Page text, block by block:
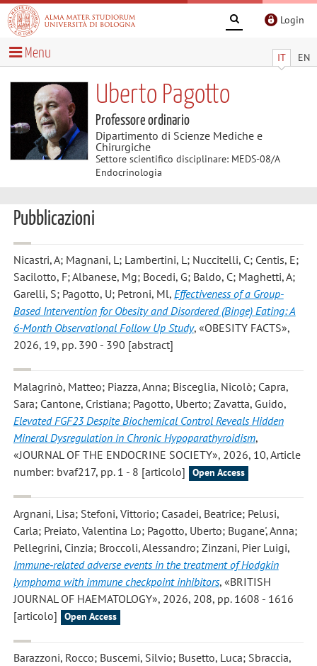
Login
IT EN
Menu
Uberto Pagotto
Professore ordinario
Dipartimento di Scienze Mediche e
Chirurgiche
Settore scientifico disciplinare: MEDS-08/A
Endocrinologia
Pubblicazioni
Nicastri, A; Magnani, L; Lambertini, L; Nuccitelli, C; Centis, E;
Sacilotto, F; Albanese, Mg; Bocedi, G; Baldo, C; Maghetti, A;
Garelli, S; Pagotto, U; Petroni, Ml, Effectiveness of a Group-
Based Intervention for Obesity and Disordered (Binge) Eating: A
6-Month Observational Follow Up Study, «OBESITY FACTS»,
2026, 19, pp. 390 - 390 [abstract]
Malagrinò, Matteo; Piazza, Anna; Bisceglia, Nicolò; Capra,
Sara; Cantone, Cristiana; Pagotto, Uberto; Zavatta, Guido,
Elevated FGF23 Despite Biochemical Control Reveals Hidden
Mineral Dysregulation in Chronic Hypoparathyroidism,
«JOURNAL OF THE ENDOCRINE SOCIETY», 2026, 10, Article
number: bvaf217, pp. 1 - 8 [articolo]
Open Access
Argnani, Lisa; Stefoni, Vittorio; Casadei, Beatrice; Pelusi,
Carla; Preiato, Valentina Lo; Pagotto, Uberto; Bugane', Anna;
Pellegrini, Cinzia; Broccoli, Alessandro; Zinzani, Pier Luigi,
Immune‐related adverse events in the treatment of Hodgkin
lymphoma with immune checkpoint inhibitors, «BRITISH
JOURNAL OF HAEMATOLOGY», 2026, 208, pp. 1608 - 1616
[articolo]
Open Access
Barazzoni, Rocco; Buscemi, Silvio; Busetto, Luca; Sbraccia,